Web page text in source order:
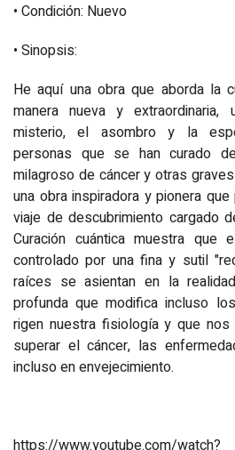
• Condición: Nuevo
• Sinopsis:
He aquí una obra que aborda la
manera nueva y
misterio, el asombro y la
personas que se han curado
milagroso de cáncer y otras
una obra inspiradora y pionera
viaje de descubrimiento cargado
Curación cuántica muestra que
controlado por una fina y sutil
raíces se asientan en la
profunda que modifica incluso
rigen nuestra fisiología y que
superar el cáncer, las
incluso en envejecimiento.
https://www.youtube.com/watch?